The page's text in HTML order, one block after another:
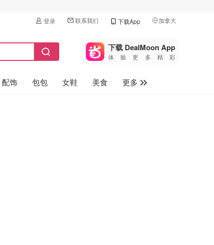
登录 联系我们 下载App 加拿大
🇺🇸
美国
🇨🇳中国
🇨🇦加拿大
下载 DealMoon App
体验更多精彩
配饰 包包 女鞋 美食
更多